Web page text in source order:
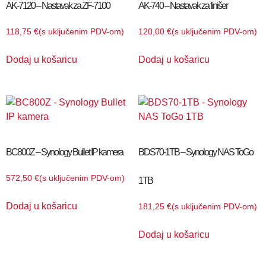
AK-7120 – Nastavak za ZF-7100
118,75 €(s uključenim PDV-om)
Dodaj u košaricu
AK-740 – Nastavak za finišer
120,00 €(s uključenim PDV-om)
Dodaj u košaricu
BC800Z – Synology Bullet IP kamera
572,50 €(s uključenim PDV-om)
Dodaj u košaricu
BDS70-1TB – Synology NAS ToGo
1TB
181,25 €(s uključenim PDV-om)
Dodaj u košaricu